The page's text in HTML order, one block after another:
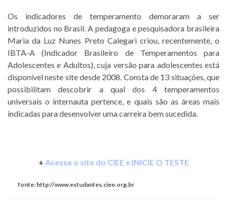
Os indicadores de temperamento demoraram a ser
introduzidos no Brasil. A pedagoga e pesquisadora brasileira
Maria da Luz Nunes Preto Calegari criou, recentemente, o
IBTA-A (Indicador Brasileiro de Temperamentos para
Adolescentes e Adultos), cuja versão para adolescentes está
disponível neste site desde 2008. Consta de 13 situações, que
possibilitam descobrir a qual dos 4 temperamentos
universais o internauta pertence, e quais são as áreas mais
indicadas para desenvolver uma carreira bem sucedida.
+ Acesse o site do CIEE e INICIE O TESTE
fonte: http://www.estudantes.ciee.org.br